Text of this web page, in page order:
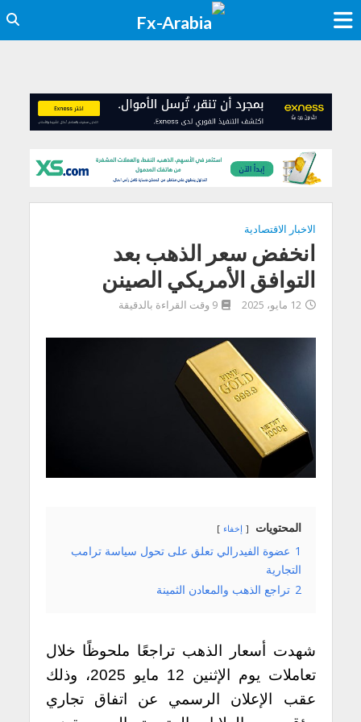
الاخبار الاقتصادية
انخفض سعر الذهب بعد
التوافق الأمريكي الصينن
12 مايو، 2025 9 وقت القراءة بالدقيقة
المحتويات إخفاء
1 عضوة الفيدرالي تعلق على تحول سياسة ترامب
التجارية
2 تراجع الذهب والمعادن الثمينة
شهدت أسعار الذهب تراجعًا ملحوظًا خلال
تعاملات يوم الإثنين 12 مايو 2025، وذلك
عقب الإعلان الرسمي عن اتفاق تجاري